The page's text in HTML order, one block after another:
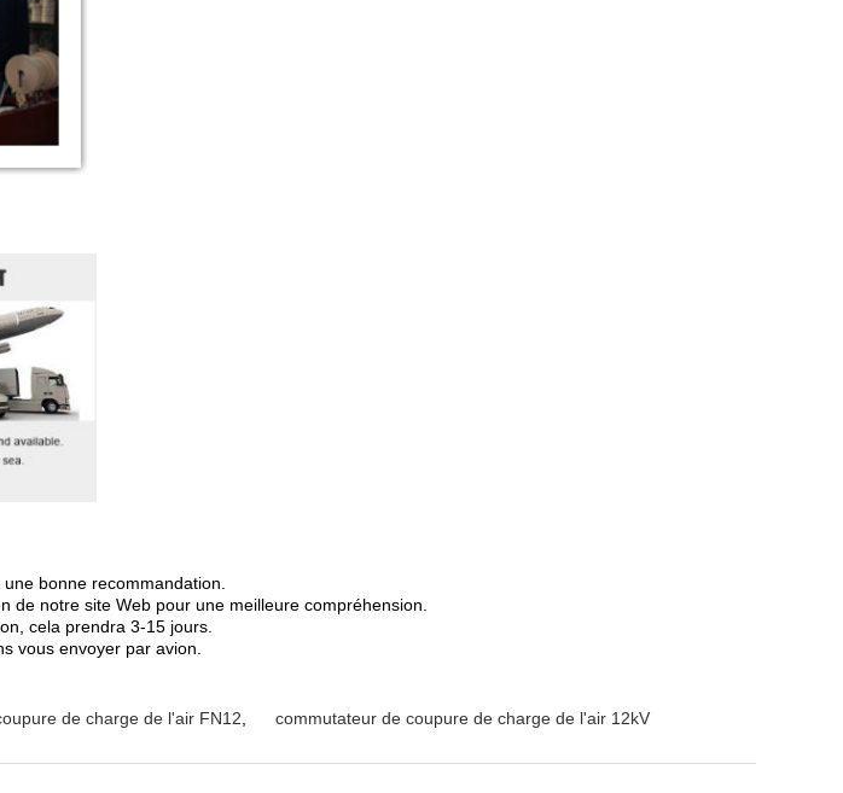
bonne recommandation.
notre site Web pour une meilleure compréhension.
cela prendra 3-15 jours.
vous envoyer par avion.
de charge de l'air FN12 commutateur de coupure de charge de l'air 12kV